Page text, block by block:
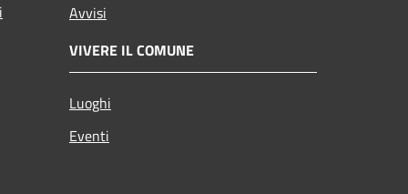
Avvisi
VIVERE IL COMUNE
Luoghi
Eventi